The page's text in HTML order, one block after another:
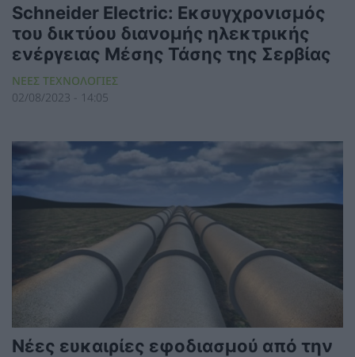
Schneider Electric: Εκσυγχρονισμός
του δικτύου διανομής ηλεκτρικής
ενέργειας Μέσης Τάσης της Σερβίας
ΝΕΕΣ ΤΕΧΝΟΛΟΓΙΕΣ
02/08/2023 - 14:05
Νέες ευκαιρίες εφοδιασμού από την